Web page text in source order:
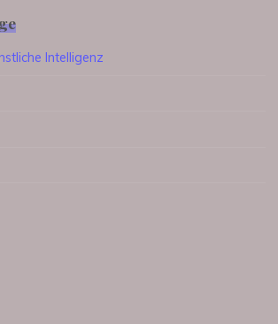
Intelligenz